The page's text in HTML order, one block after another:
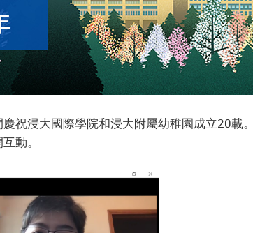
祝浸大國際學院和浸大附屬幼稚園成立20載
動。